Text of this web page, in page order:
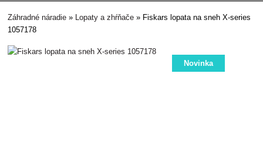
Záhradné náradie » Lopaty a zhŕňače » Fiskars lopata na sneh X-series
1057178
Novinka